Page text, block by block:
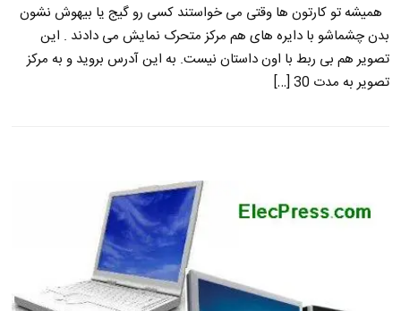
همیشه تو کارتون ها وقتی می خواستند کسی رو گیج یا بیهوش نشون
بدن چشماشو با دایره های هم مرکز متحرک نمایش می دادند . این
تصویر هم بی ربط با اون داستان نیست. به این آدرس بروید و به مرکز
تصویر به مدت 30 […]